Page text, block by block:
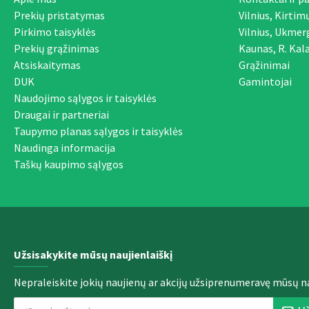
Prekių pristatymas
Pirkimo taisyklės
Prekių grąžinimas
Atsiskaitymas
DUK
Naudojimo sąlygos ir taisyklės
Draugai ir partneriai
Taupymo planas sąlygos ir taisyklės
Naudinga informacija
Taškų kaupimo sąlygos
Vilnius,
Vilnius,
Kaunas, R.
Grąžinimai
Gamintojai
Užsisakykite mūsų naujienlaiškį
Nepraleiskite jokių naujienų ar akcijų užsiprenumeravę mūsų